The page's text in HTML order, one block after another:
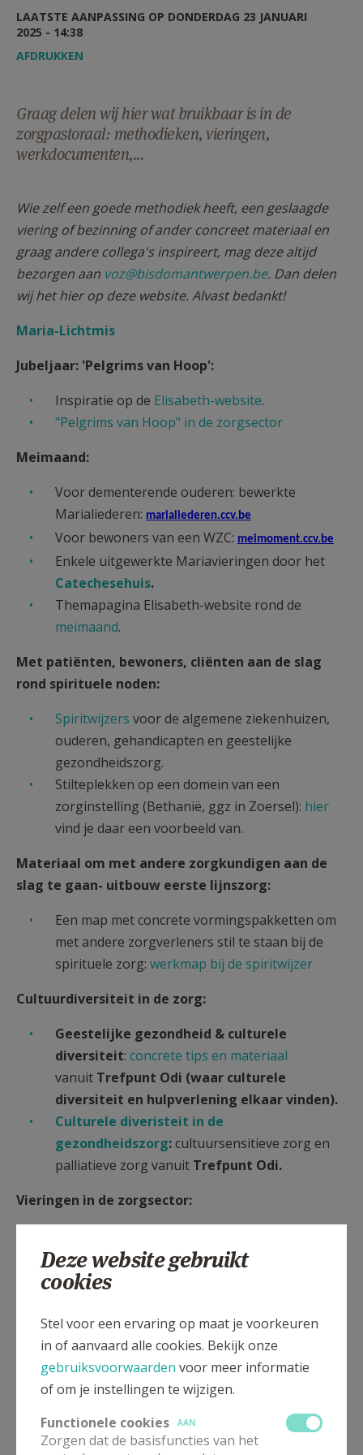
AANMELDEN OF REGISTREREN
LAATSTE AANPASSING OP DONDERDAG 23 JANUARI
2025 - 14:38
AFDRUKKEN
Graag delen wij hier wat bruikbaar is in de
zorgpastoraal: methodieken, vieringen,
werkdocumenten,...
Wie zelf een goede methodiek heeft, een geslaagde
viering of bezinning of ander concreet materiaal en
graag andere collega's inspireert, mag deze altijd
bezorgen aan voz@bisdomantwerpen.be. Dan delen
wij het hier op deze website. Alvast bedankt!
Maria-Lichtmis
Jubeljaar: 'Pelgrims van Hoop':
Inspiratie op de Elisabeth-website.
"Pelgrims van Hoop" in de zorgsector
Meimaand:
Voor dementerende ouderen: bewerkte
Marialiederen: marialiederen.ccv.be
Voor bewoners van een WZC: meimoment.ccv.be
Enkele uitgewerkte Mariavieringen door het
Catechesehuis.
Themapagina Elisabeth-website rond de
meimaand.
Met patiënten, bewoners, cliënten aan de slag
rond spirituele noden:
Spiritwijzers voor de algemene ziekenhuizen,
ouderen, gehandicapten en geestelijke
gezondheidszorg.
Stilteplekken op een domein van een
zorginstelling (Bethanië, ggz in Zoersel): hier
vind je daar een voorbeeld van.
Materiaal om met andere zorgkundigen aan de
slag te gaan- uitbouw eerste lijnszorg:
Een map met concrete vormingspakketten om
met andere zorgverleners stil te staan bij de
spirituele zorg: werkmap bij de spiritwijzer
Cultuurdiversiteit in de zorg:
Geestelijke gezondheid & culturele
diversiteit: concrete tips en materiaal
vanuit Trefpunt Odi (waar culturele
diversiteit en hulpverlening elkaar vinden).
Culturele diveristeit in de
gezondheidszorg:cultuursensitieve zorg en
palliatieve zorg vanuit Trefpunt Odi.
Vieringen in de zorgsector:
vieringen voor de zorgsector.
Inspiratie voor een zondagsviering kan je
kan er met een zoekmachine naar een bepaalde
zondag doorheen het liturgische jaar gaan.
Wie graag in een woorddienst of bezinning
gebruik maakt vanliederenkan op volgende
plekken liturgische muziek vinden (al dan niet
met beelmateriaal):
Deze website gebruikt
cookies
Stel voor een ervaring op maat je voorkeuren
in of aanvaard alle cookies. Bekijk onze
gebruiksvoorwaarden voor meer informatie
of om je instellingen te wijzigen.
Functionele cookies
AAN
Zorgen dat de basisfuncties van het